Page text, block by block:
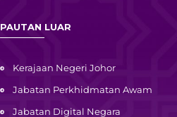
PAUTAN LUAR
Kerajaan Negeri Johor
Jabatan Perkhidmatan Awam
Jabatan Digital Negara